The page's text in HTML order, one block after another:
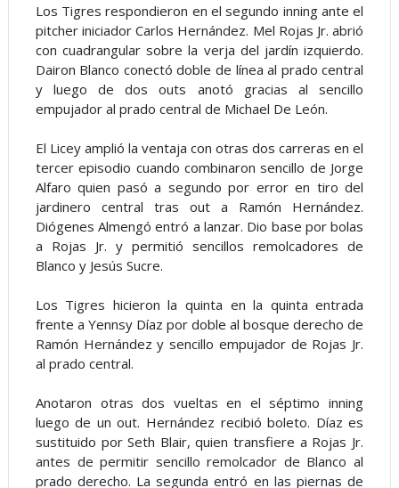
Los Tigres respondieron en el segundo inning ante el
pitcher iniciador Carlos Hernández. Mel Rojas Jr. abrió
con cuadrangular sobre la verja del jardín izquierdo.
Dairon Blanco conectó doble de línea al prado central
y luego de dos outs anotó gracias al sencillo
empujador al prado central de Michael De León.
El Licey amplió la ventaja con otras dos carreras en el
tercer episodio cuando combinaron sencillo de Jorge
Alfaro quien pasó a segundo por error en tiro del
jardinero central tras out a Ramón Hernández.
Diógenes Almengó entró a lanzar. Dio base por bolas
a Rojas Jr. y permitió sencillos remolcadores de
Blanco y Jesús Sucre.
Los Tigres hicieron la quinta en la quinta entrada
frente a Yennsy Díaz por doble al bosque derecho de
Ramón Hernández y sencillo empujador de Rojas Jr.
al prado central.
Anotaron otras dos vueltas en el séptimo inning
luego de un out. Hernández recibió boleto. Díaz es
sustituido por Seth Blair, quien transfiere a Rojas Jr.
antes de permitir sencillo remolcador de Blanco al
prado derecho. La segunda entró en las piernas de